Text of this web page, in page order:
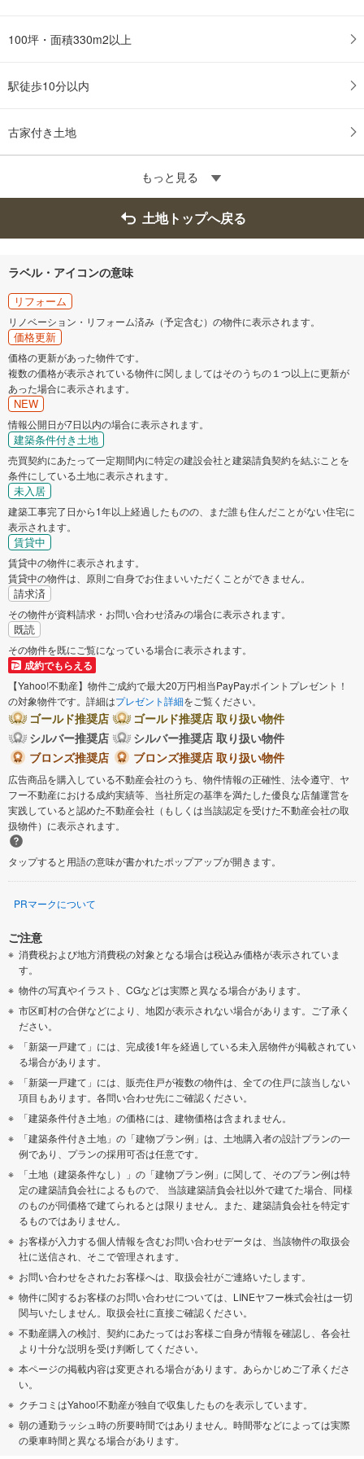
100坪・面積330m2以上
駅徒歩10分以内
古家付き土地
もっと見る
土地トップへ戻る
ラベル・アイコンの意味
リフォーム
リノベーション・リフォーム済み（予定含む）の物件に表示されます。
価格更新
価格の更新があった物件です。
複数の価格が表示されている物件に関しましてはそのうちの１つ以上に更新が
あった場合に表示されます。
NEW
情報公開日が7日以内の場合に表示されます。
建築条件付き土地
売買契約にあたって一定期間内に特定の建設会社と建築請負契約を結ぶことを
条件にしている土地に表示されます。
未入居
建築工事完了日から1年以上経過したものの、まだ誰も住んだことがない住宅に
表示されます。
賃貸中
賃貸中の物件に表示されます。
賃貸中の物件は、原則ご自身でお住まいいただくことができません。
請求済
その物件が資料請求・お問い合わせ済みの場合に表示されます。
既読
その物件を既にご覧になっている場合に表示されます。
成約でもらえる
【Yahoo!不動産】物件ご成約で最大20万円相当PayPayポイントプレゼント！
の対象物件です。詳細はプレゼント詳細をご覧ください。
ゴールド推奨店
ゴールド推奨店 取り扱い物件
シルバー推奨店
シルバー推奨店 取り扱い物件
ブロンズ推奨店
ブロンズ推奨店 取り扱い物件
広告商品を購入している不動産会社のうち、物件情報の正確性、法令遵守、ヤ
フー不動産における成約実績等、当社所定の基準を満たした優良な店舗運営を
実践していると認めた不動産会社（もしくは当該認定を受けた不動産会社の取
扱物件）に表示されます。
タップすると用語の意味が書かれたポップアップが開きます。
PRマークについて
ご注意
消費税および地方消費税の対象となる場合は税込み価格が表示されていま
す。
物件の写真やイラスト、CGなどは実際と異なる場合があります。
市区町村の合併などにより、地図が表示されない場合があります。ご了承く
ださい。
「新築一戸建て」には、完成後1年を経過している未入居物件が掲載されてい
る場合があります。
「新築一戸建て」には、販売住戸が複数の物件は、全ての住戸に該当しない
項目もあります。各問い合わせ先にご確認ください。
「建築条件付き土地」の価格には、建物価格は含まれません。
「建築条件付き土地」の「建物プラン例」は、土地購入者の設計プランの一
例であり、プランの採用可否は任意です。
「土地（建築条件なし）」の「建物プラン例」に関して、そのプラン例は特
定の建築請負会社によるもので、 当該建築請負会社以外で建てた場合、同様
のものが同価格で建てられるとは限りません。また、建築請負会社を特定す
るものではありません。
お客様が入力する個人情報を含むお問い合わせデータは、当該物件の取扱会
社に送信され、そこで管理されます。
お問い合わせをされたお客様へは、取扱会社がご連絡いたします。
物件に関するお客様のお問い合わせについては、LINEヤフー株式会社は一切
関与いたしません。取扱会社に直接ご確認ください。
不動産購入の検討、契約にあたってはお客様ご自身が情報を確認し、各会社
より十分な説明を受け判断してください。
本ページの掲載内容は変更される場合があります。あらかじめご了承くださ
い。
クチコミはYahoo!不動産が独自で収集したものを表示しています。
朝の通勤ラッシュ時の所要時間ではありません。時間帯などによっては実際
の乗車時間と異なる場合があります。